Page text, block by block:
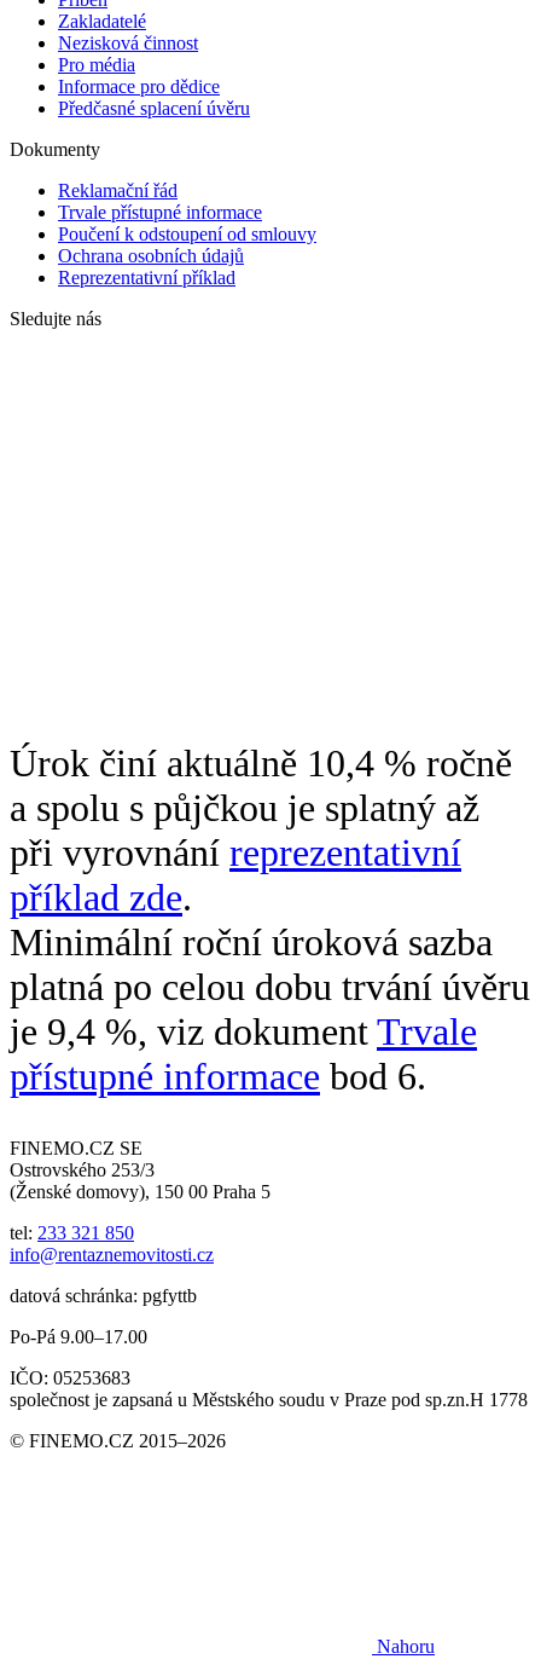
Zakladatelé
Nezisková činnost
Pro média
Informace pro dědice
Předčasné splacení úvěru
Dokumenty
Reklamační řád
Trvale přístupné informace
Poučení k odstoupení od smlouvy
Ochrana osobních údajů
Reprezentativní příklad
Sledujte nás
Úrok činí aktuálně 10,4 % ročně
a spolu s půjčkou je splatný až
při vyrovnání reprezentativní
příklad zde.
Minimální roční úroková sazba
platná po celou dobu trvání úvěru
je 9,4 %, viz dokumentTrvale
přístupné informace bod 6.
FINEMO.CZ SE
Ostrovského 253/3
(Ženské domovy), 150 00 Praha 5
tel: 233 321 850
info@rentaznemovitosti.cz
datová schránka: pgfyttb
Po-Pá 9.00–17.00
IČO: 05253683
společnost je zapsaná u Městského soudu v Praze pod sp.zn.H 1778
© FINEMO.CZ 2015–2026
Nahoru